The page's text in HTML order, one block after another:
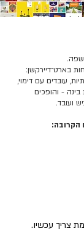
ושפה.
בארט־דיירקשן:
עובדים עם דימוי,
בינה - והופכים
ועובד.
הקרובה:
צריך עכשיו.